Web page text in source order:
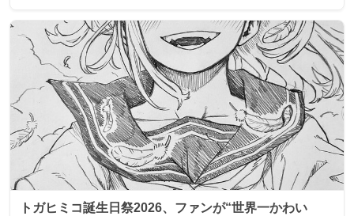
トガヒミコ誕生日祭2026、ファンが“世界一かわい